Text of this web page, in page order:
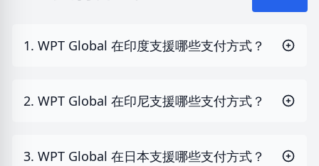
1. WPT Global 在印度支援哪些支付方式？
2. WPT Global 在印尼支援哪些支付方式？
3. WPT Global 在日本支援哪些支付方式？